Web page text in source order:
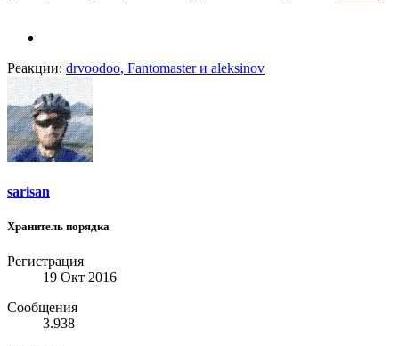
Реакции: drvoodoo, Fantomasterи aleksinov
sarisan
Хранитель порядка
Регистрация
19 Окт 2016
Сообщения
3.938